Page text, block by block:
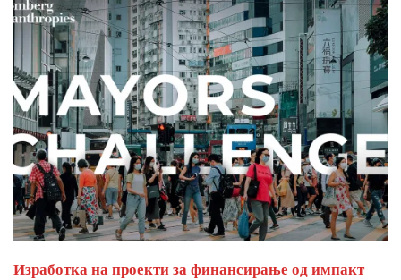
Изработка на проекти за финансирање од импакт